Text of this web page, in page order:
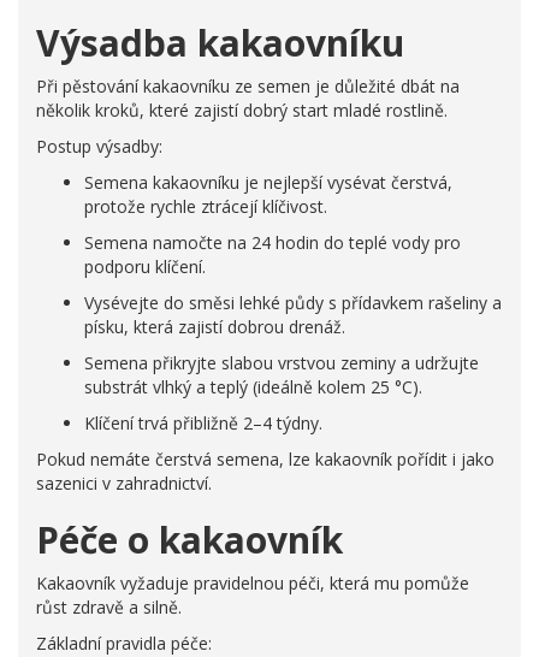
Výsadba kakaovníku
Při pěstování kakaovníku ze semen je důležité dbát na
několik kroků, které zajistí dobrý start mladé rostlině.
Postup výsadby:
Semena kakaovníku je nejlepší vysévat čerstvá,
protože rychle ztrácejí klíčivost.
Semena namočte na 24 hodin do teplé vody pro
podporu klíčení.
Vysévejte do směsi lehké půdy s přídavkem rašeliny a
písku, která zajistí dobrou drenáž.
Semena přikryjte slabou vrstvou zeminy a udržujte
substrát vlhký a teplý (ideálně kolem 25 °C).
Klíčení trvá přibližně 2–4 týdny.
Pokud nemáte čerstvá semena, lze kakaovník pořídit i jako
sazenici v zahradnictví.
Péče o kakaovník
Kakaovník vyžaduje pravidelnou péči, která mu pomůže
růst zdravě a silně.
Základní pravidla péče: